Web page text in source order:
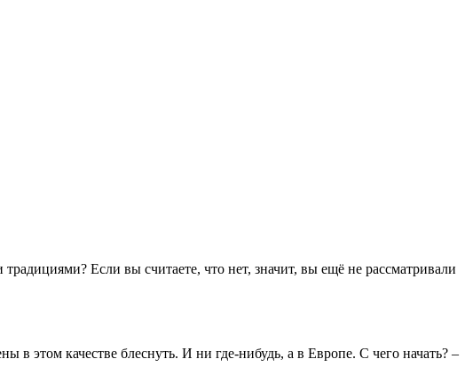
Если вы считаете, что нет, значит, вы ещё не рассматривали
в этом качестве блеснуть. И ни где-нибудь, а в Европе. С чего начать? –